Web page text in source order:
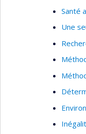
Santé
Une